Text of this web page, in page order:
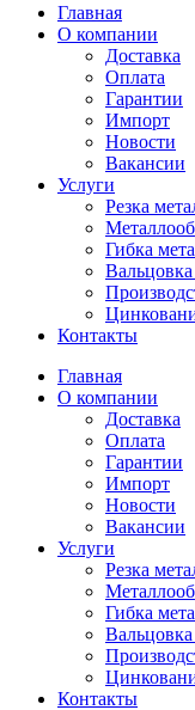
Главная
О компании
Доставка
Оплата
Гарантии
Импорт
Новости
Вакансии
Услуги
Резка
Гибка
Вальцовка
Контакты
Главная
О компании
Доставка
Оплата
Гарантии
Импорт
Новости
Вакансии
Услуги
Резка
Гибка
Вальцовка
Контакты